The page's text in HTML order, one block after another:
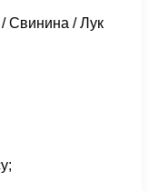
Свинина / Лук